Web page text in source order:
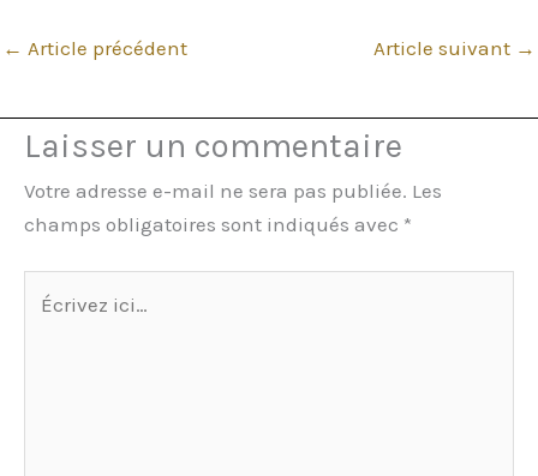
← Article précédent Article suivant →
Laisser un commentaire
Votre adresse e-mail ne sera pas publiée. Les
champs obligatoires sont indiqués avec *